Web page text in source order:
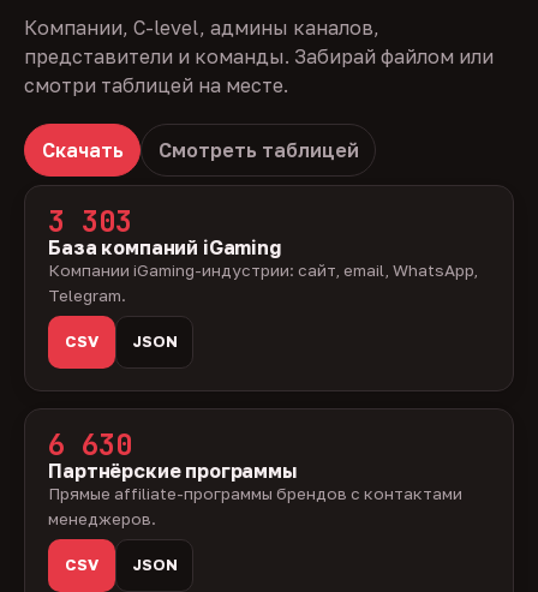
Компании, C-level, админы каналов,
представители и команды. Забирай файлом или
смотри таблицей на месте.
Скачать Смотреть таблицей
3 303
База компаний iGaming
Компании iGaming-индустрии: сайт, email, WhatsApp,
Telegram.
CSV JSON
6 630
Партнёрские программы
Прямые affiliate-программы брендов с контактами
менеджеров.
CSV JSON